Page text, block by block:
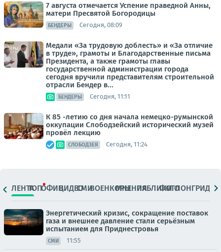
7 августа отмечается Успение праведной Анны,
матери Пресвятой Богородицы
БЕНДЕРЫ Сегодня, 08:09
Медали «За трудовую доблесть» и «За отличие
в труде», грамоты и Благодарственные письма
Президента, а также грамоты главы
государственной администрации города
сегодня вручили представителям строительной
отрасли Бендер в...
БЕНДЕРЫ Сегодня, 11:11
К 85 -летию со дня начала немецко-румынской
оккупации Слободзейский исторический музей
провёл лекцию
СЛОБОДЗЕЯ Сегодня, 11:24
ЛЕНТАТОПОФИЦ.ВИДЕОСМИВОЕНКОРЫМНЕНИЯПАБЛИКИ
ФОТОЛОНГРИДЫ
Энергетический кризис, сокращение поставок
газа и внешнее давление стали серьёзным
испытанием для Приднестровья
СМИ 11:55